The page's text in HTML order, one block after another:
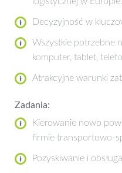
Decyzyjność w
Wszystkie potrzebne
komputer, tablet,
Atrakcyjne warunki
Zadania:
Kierowanie nowo
firmie transportowo-
Pozyskiwanie i